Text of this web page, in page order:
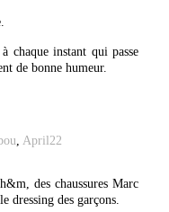
chaque instant qui passe
de bonne humeur.
, April22
des chaussures Marc
dressing des garçons.